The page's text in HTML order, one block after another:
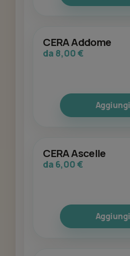
CERA Addome
da 8,00 €
Aggiungi
CERA Ascelle
da 6,00 €
Aggiungi